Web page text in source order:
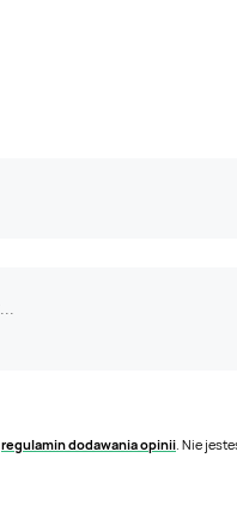
regulamin dodawania opinii . Nie